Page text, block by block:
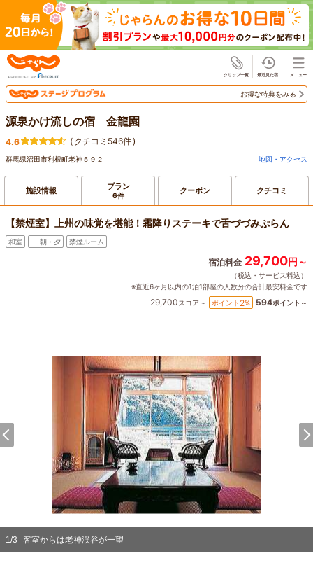
お得な特典をみる
源泉かけ流しの宿 金龍園
4.6 ( クチコミ546件)
群馬県沼田市利根町老神５９２ 地図・アクセス
施設情報 プラン
6件 クーポン クチコミ
【禁煙室】上州の味覚を堪能！霜降りステーキで舌づづみぷらん
和室 朝・夕 禁煙ルーム
宿泊料金 29,700円～
（税込・サービス料込）
※直近6ヶ月以内の1泊1部屋の人数分の合計最安料金です
29,700スコア～ ポイント 2% 594ポイント～
1/3 客室からは老神渓谷が一望